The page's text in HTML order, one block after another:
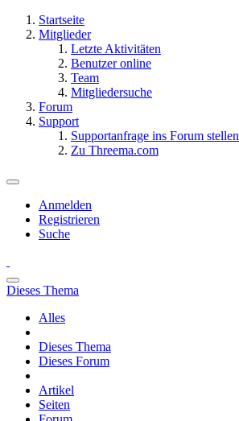
Startseite
Mitglieder
Letzte Aktivitäten
Benutzer online
Team
Mitgliedersuche
Forum
Support
Supportanfrage ins Forum stellen
Zu Threema.com
Anmelden
Registrieren
Suche
Dieses Thema
Alles
Dieses Thema
Dieses Forum
Artikel
Seiten